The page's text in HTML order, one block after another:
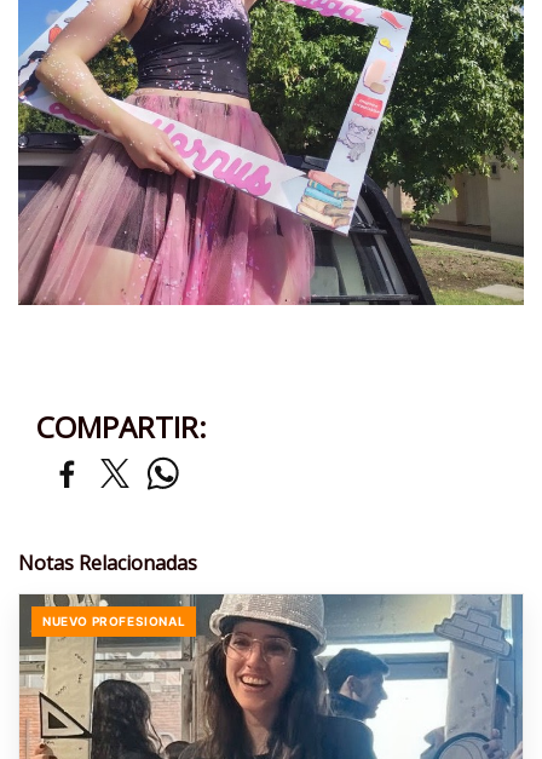
COMPARTIR:
Notas Relacionadas
NUEVO PROFESIONAL